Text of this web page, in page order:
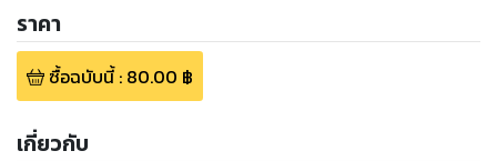
ราคา
ซื้อฉบับนี้: 80.00 ฿
เกี่ยวกับ